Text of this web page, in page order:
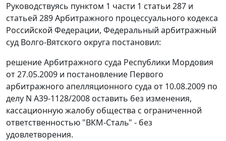
Руководствуясь пунктом 1 части 1 статьи 287 и
статьей 289Арбитражного процессуального кодекса
Российской Федерации, Федеральный арбитражный
суд Волго-Вятского округа постановил:
решение Арбитражного суда Республики Мордовия
от 27.05.2009 и постановление Первого
арбитражного апелляционного суда от 10.08.2009 по
делу N А39-1128/2008 оставить без изменения,
кассационную жалобу общества с ограниченной
ответственностью "ВКМ-Сталь" - без
удовлетворения.